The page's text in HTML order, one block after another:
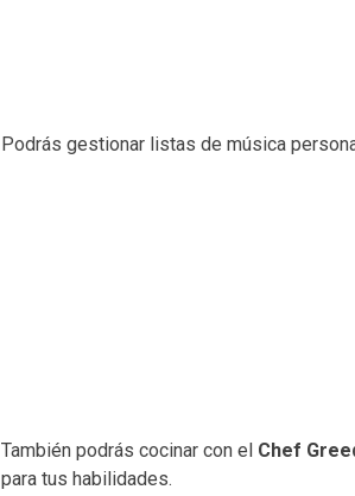
Podrás gestionar listas de música
También podrás cocinar con el Chef
para tus habilidades.